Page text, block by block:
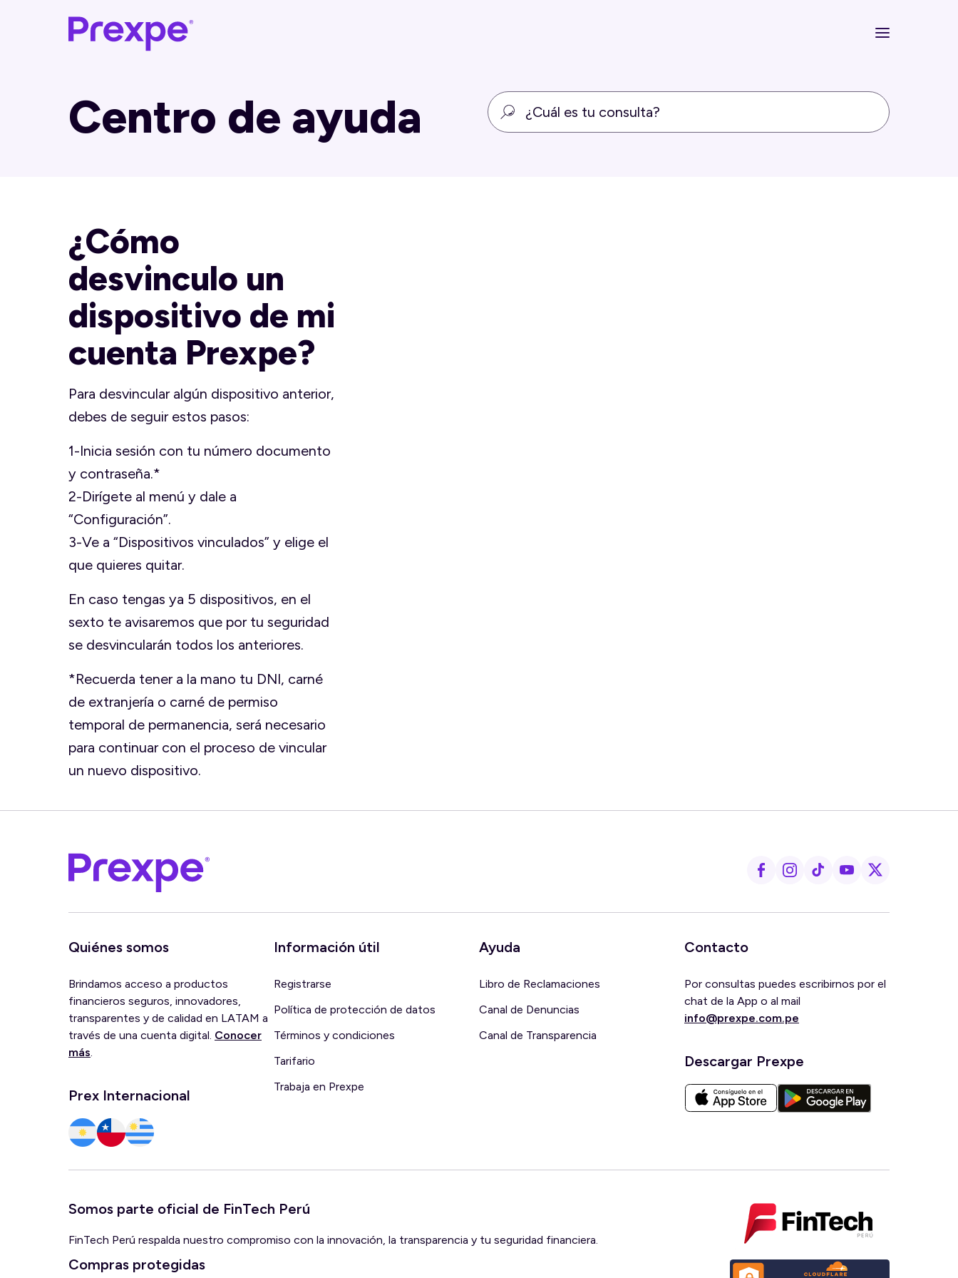
Centro de ayuda
¿Cómo
desvinculo un
dispositivo de mi
cuenta Prexpe?
Para desvincular algún dispositivo anterior,
debes de seguir estos pasos:
1-Inicia sesión con tu número documento
y contraseña.*
2-Dirígete al menú y dale a
“Configuración”.
3-Ve a “Dispositivos vinculados” y elige el
que quieres quitar.
En caso tengas ya 5 dispositivos, en el
sexto te avisaremos que por tu seguridad
se desvincularán todos los anteriores.
*Recuerda tener a la mano tu DNI, carné
de extranjería o carné de permiso
temporal de permanencia, será necesario
para continuar con el proceso de vincular
un nuevo dispositivo.
Quiénes somos
Brindamos acceso a productos
financieros seguros, innovadores,
transparentes y de calidad en LATAM a
través de una cuenta digital. Conocer
más.
Prex Internacional
Información útil
Registrarse
Política de protección de datos
Términos y condiciones
Tarifario
Trabaja en Prexpe
Ayuda
Libro de Reclamaciones
Canal de Denuncias
Canal de Transparencia
Contacto
Por consultas puedes escribirnos por el
chat de la App o al mail
info@prexpe.com.pe
Descargar Prexpe
Somos parte oficial de FinTech Perú
FinTech Perú respalda nuestro compromiso con la innovación, la transparencia y tu seguridad financiera.
Compras protegidas